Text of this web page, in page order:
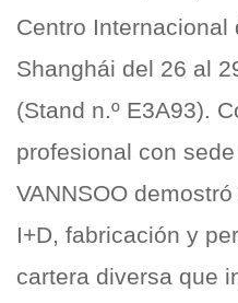
Centro
Shanghái del 26 al
(Stand n.º E3A93).
profesional con
VANNSOO
I+D, fabricación y
cartera diversa que